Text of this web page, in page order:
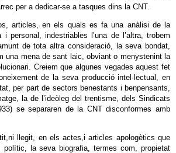
per a dedicar-se a tasques dins la CNT.
articles, en els quals es fa una anàlisi de la
personal, indestriables l’una de l’altra, trobem
de tota altra consideració, la seva bondat,
una mena de sant laic, obviant o menystenint la
Creiem que algunes vegades aquest fet
de la seva producció intel·lectual, en
per part de sectors benestants i benpensants,
la de l’ideòleg del trentisme, dels Sindicats
se separaren de la CNT disconformes amb
llegit, en els actes,i articles apologètics que
polític, la seva biografia, termes com, propietat